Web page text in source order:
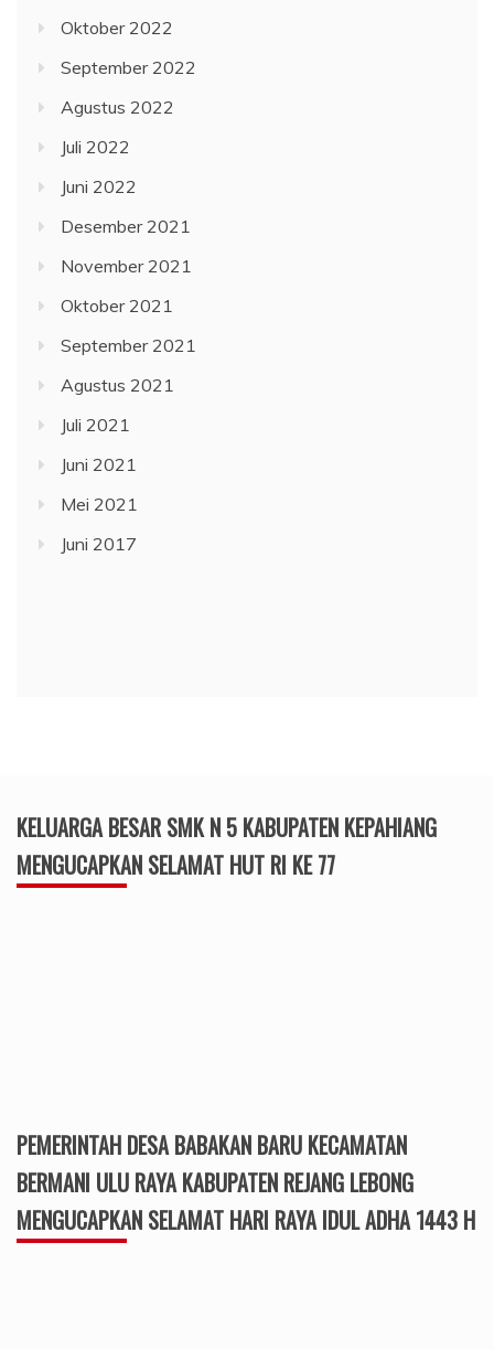
Oktober 2022
September 2022
Agustus 2022
Juli 2022
Juni 2022
Desember 2021
November 2021
Oktober 2021
September 2021
Agustus 2021
Juli 2021
Juni 2021
Mei 2021
Juni 2017
KELUARGA BESAR SMK N 5 KABUPATEN KEPAHIANG
MENGUCAPKAN SELAMAT HUT RI KE 77
PEMERINTAH DESA BABAKAN BARU KECAMATAN
BERMANI ULU RAYA KABUPATEN REJANG LEBONG
MENGUCAPKAN SELAMAT HARI RAYA IDUL ADHA 1443 H